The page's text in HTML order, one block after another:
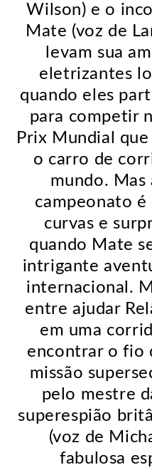
Wilson) e o
Mate (voz de
levam sua
eletrizantes
quando eles
para competir
Prix Mundial
o carro de
mundo. Mas
campeonato é
curvas e
quando Mate
intrigante
internacional.
entre ajudar
em uma
encontrar o fio
missão
pelo mestre
superespião
(voz de
fabulosa